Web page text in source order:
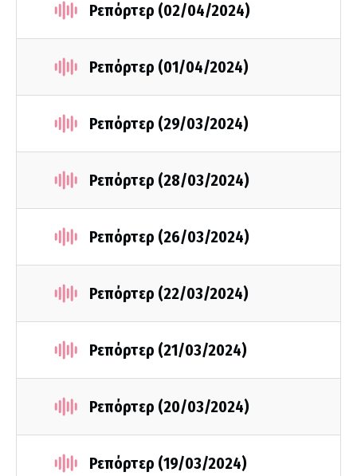
Ρεπόρτερ (02/04/2024)
Ρεπόρτερ (01/04/2024)
Ρεπόρτερ (29/03/2024)
Ρεπόρτερ (28/03/2024)
Ρεπόρτερ (26/03/2024)
Ρεπόρτερ (22/03/2024)
Ρεπόρτερ (21/03/2024)
Ρεπόρτερ (20/03/2024)
Ρεπόρτερ (19/03/2024)